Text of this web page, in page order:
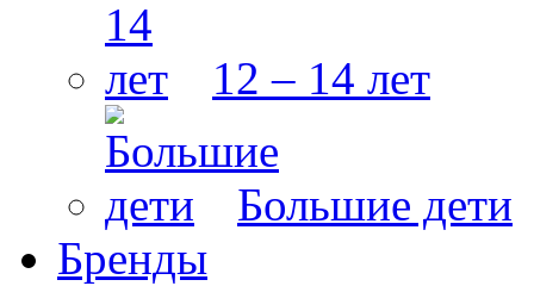
12 – 14 лет
Большие дети
Бренды